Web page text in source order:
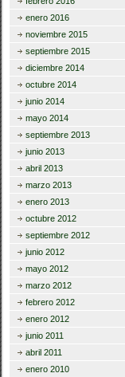
enero 2016
noviembre 2015
septiembre 2015
diciembre 2014
octubre 2014
junio 2014
mayo 2014
septiembre 2013
junio 2013
abril 2013
marzo 2013
enero 2013
octubre 2012
septiembre 2012
junio 2012
mayo 2012
marzo 2012
febrero 2012
enero 2012
junio 2011
abril 2011
enero 2010